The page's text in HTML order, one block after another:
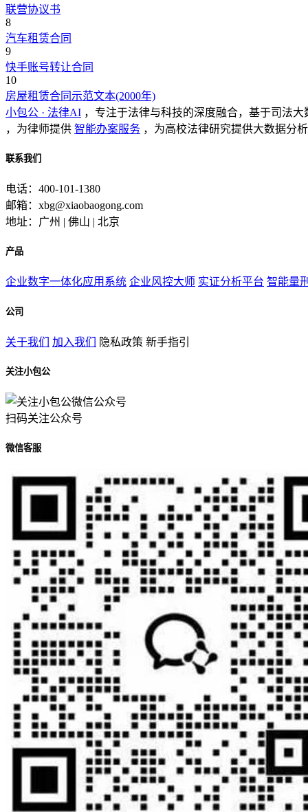
联营协议书
8
汽车租赁合同
9
快手账号转让合同
10
房屋租赁合同示范文本(2000年)
小包公 · 法律AI ，专注于法律与科技的深度融合，基于司法
，为律师提供 智能办案服务 ，为高校法律研究提供大数据分
联系我们
电话：400-101-1380
邮箱：xbg@xiaobaogong.com
地址：广州 | 佛山 | 北京
产品
企业数字一体化应用系统 企业风控大师 实证分析平台 智能量
公司
关于我们 加入我们 隐私政策 新手指引
关注小包公
扫码关注公众号
微信客服